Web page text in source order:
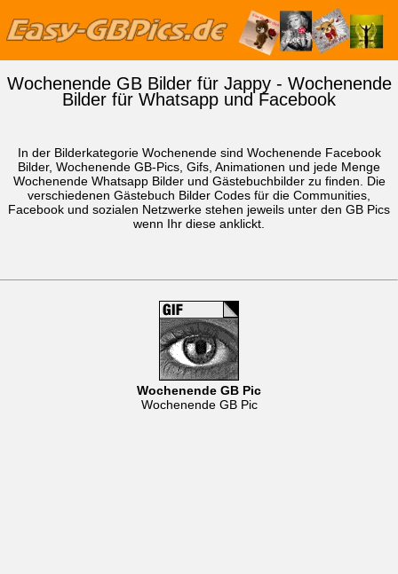
Wochenende GB Bilder für Jappy - Wochenende
Bilder für Whatsapp und Facebook
In der Bilderkategorie Wochenende sind Wochenende Facebook
Bilder, Wochenende GB-Pics, Gifs, Animationen und jede Menge
Wochenende Whatsapp Bilderund Gästebuchbilder zu finden. Die
verschiedenen Gästebuch Bilder Codes für die Communities,
Facebook und sozialen Netzwerke stehen jeweils unter den GB Pics
wenn Ihr diese anklickt.
Wochenende GB Pic
Wochenende GB Pic